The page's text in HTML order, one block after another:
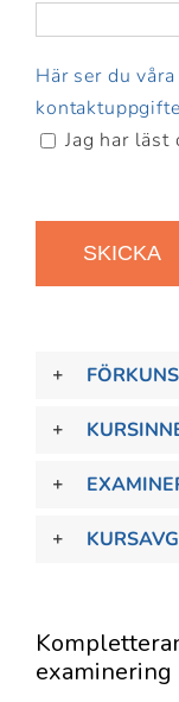
Här ser du
Jag har läst
examinering